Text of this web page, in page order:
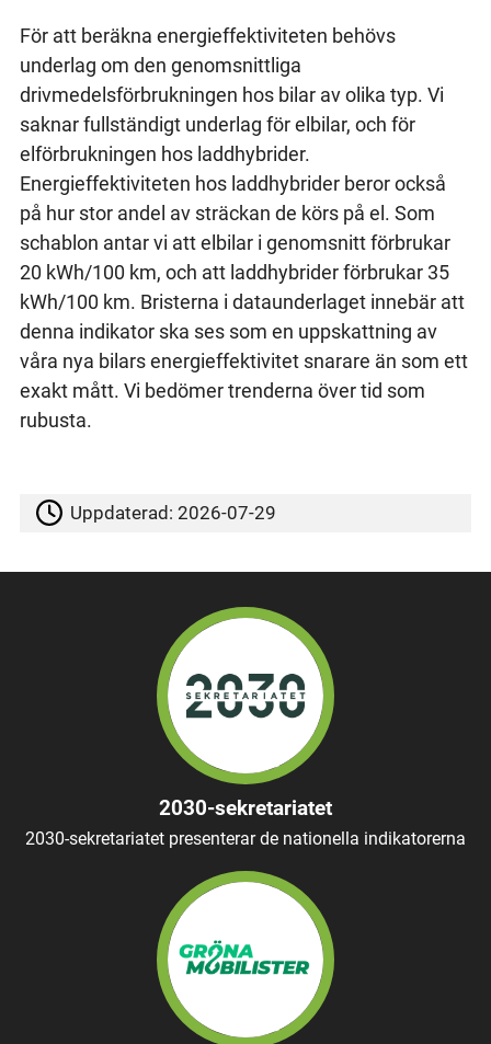
För att beräkna energieffektiviteten behövs
underlag om den genomsnittliga
drivmedelsförbrukningen hos bilar av olika typ. Vi
saknar fullständigt underlag för elbilar, och för
elförbrukningen hos laddhybrider.
Energieffektiviteten hos laddhybrider beror också
på hur stor andel av sträckan de körs på el. Som
schablon antar vi att elbilar i genomsnitt förbrukar
20 kWh/100 km, och att laddhybrider förbrukar 35
kWh/100 km. Bristerna i dataunderlaget innebär att
denna indikator ska ses som en uppskattning av
våra nya bilars energieffektivitet snarare än som ett
exakt mått. Vi bedömer trenderna över tid som
rubusta.
Uppdaterad:2026-07-29
2030-sekretariatet
2030-sekretariatet presenterar de nationella indikatorerna